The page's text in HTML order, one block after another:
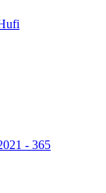
- 365